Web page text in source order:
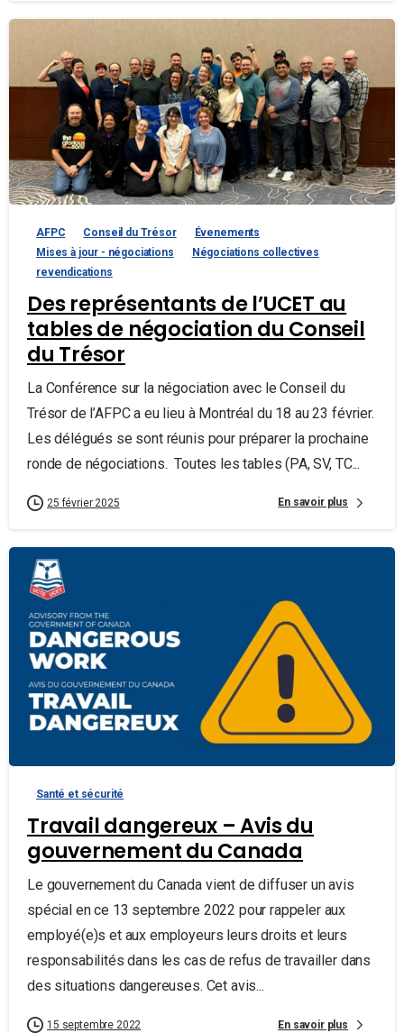
AFPC Conseil du Trésor
Évenements
Mises à jour - négociations
Négociations collectives
revendications
Des représentants de l’UCET au
tables de négociation du Conseil
du Trésor
La Conférence sur la négociation avec le Conseil du
Trésor de l’AFPC a eu lieu à Montréal du 18 au 23 février.
Les délégués se sont réunis pour préparer la prochaine
ronde de négociations. Toutes les tables (PA, SV, TC...
25 février 2025 En savoir plus
Santé et sécurité
Travail dangereux – Avis du
gouvernement du Canada
Le gouvernement du Canada vient de diffuser un avis
spécial en ce 13 septembre 2022 pour rappeler aux
employé(e)s et aux employeurs leurs droits et leurs
responsabilités dans les cas de refus de travailler dans
des situations dangereuses. Cet avis...
15 septembre 2022 En savoir plus